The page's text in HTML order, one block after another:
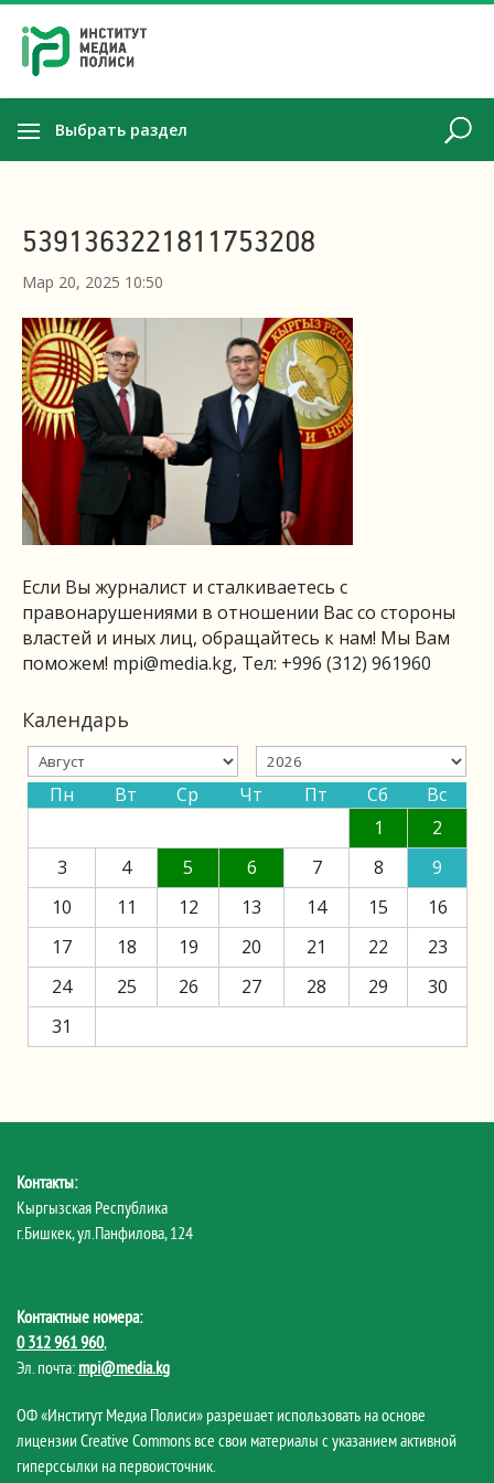
Выбрать раздел
5391363221811753208
Мар 20, 2025 10:50
Если Вы журналист и сталкиваетесь с
правонарушениями в отношении Вас со стороны
властей и иных лиц, обращайтесь к нам! Мы Вам
поможем! mpi@media.kg, Тел: +996 (312) 961960
Календарь
Пн Вт Ср Чт Пт Сб
Вс
1
2
3
4 5 6 7 8
9
10
11 12 13 14 15
16
17
18 19 20 21 22
23
24
25 26 27 28 29
30
31
Контакты:
Кыргызская Республика
г.Бишкек, ул.Панфилова, 124
Контактные номера:
0 312 961 960,
Эл. почта: mpi@media.kg
ОФ «Институт Медиа Полиси» разрешает использовать на основе
лицензии Creative Commons все свои материалы с указанием активной
гиперссылки на первоисточник.